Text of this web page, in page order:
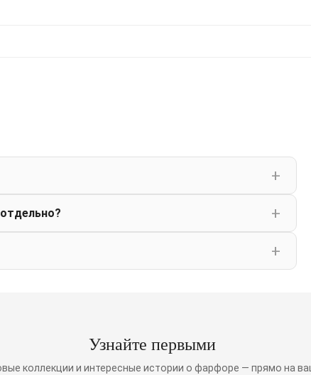
Узнайте первыми
коллекции и интересные истории о фарфоре — прямо на